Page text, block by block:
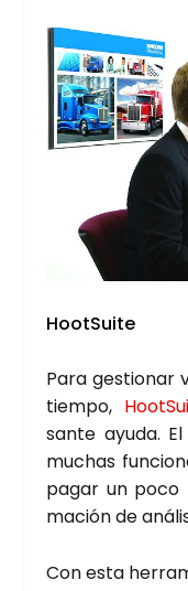
HootSui­te
Para ges­tio­nar
tiem­po,
san­te ayu­da.
muchas
pagar un
ma­ción de
Con esta